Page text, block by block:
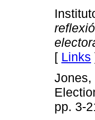
[ Links
Jones,
pp. 3-